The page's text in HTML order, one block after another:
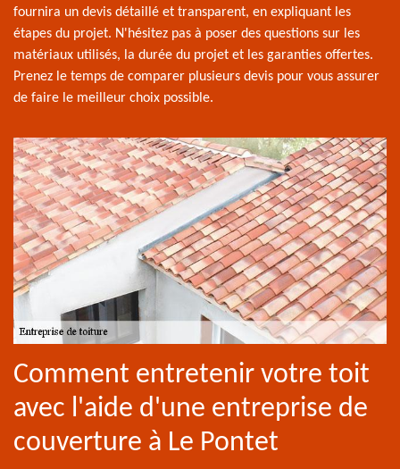
fournira un devis détaillé et transparent, en expliquant les
étapes du projet. N'hésitez pas à poser des questions sur les
matériaux utilisés, la durée du projet et les garanties offertes.
Prenez le temps de comparer plusieurs devis pour vous assurer
de faire le meilleur choix possible.
Comment entretenir votre toit
avec l'aide d'une entreprise de
couverture à Le Pontet